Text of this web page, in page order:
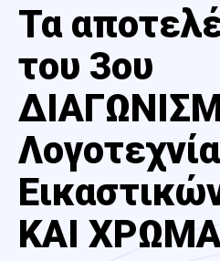
Τα
του 3ου
ΚΑΙ